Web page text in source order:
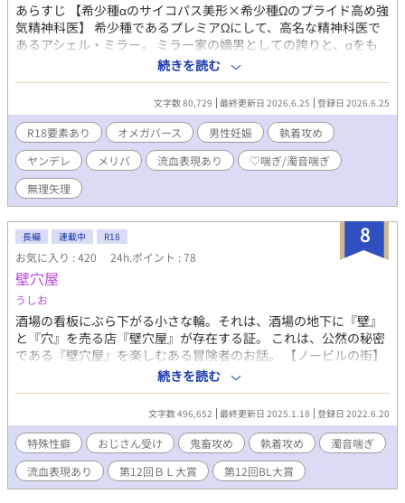
あらすじ 【希少種αのサイコパス美形×希少種Ωのプライド高め強
気精神科医】 希少種であるプレミアΩにして、高名な精神科医で
あるアシェル・ミラー。 ミラー家の嫡男としての誇りと、αをも
跪かせる知性を併せ持つ彼は、国家政府から【極秘依頼】を提示
される。 それは、希少種であるプレミアαであり、7人を惨殺した
最悪の異常者――ヨハン・V・ハイリンヒの《更生プロジェクト》
における、カウンセリング治療依頼だった。 さらなる輝かしい功
績のためにと依頼を引き受けたアシェル。しかし、彼を待ち受け
ていたのは、国家とヨハンが仕掛けた残酷極まりない罠だった。
「Happy Birthday, Michel.」 －－－－－⚠️注意⚠️－－－－－ ※本
作品は倫理観、道徳心が欠如しています。 ※R-18《無理矢理、♡
喘ぎ、濁点喘ぎ、子宮口責め等など) ※男性妊娠表現《望まない妊
せんので、苦手な方はご注意ください。 ※受けの自傷行為や攻め
の他傷行為 ※流血、殺人表現あります。受けが心を開いた人が殺
されます。ご注意ください ※この物語は完全にフィクションで
す。 実在の人物・国・団体・事件等とは一切関係ありません。
続きを読む
文字数 80,729 最終更新日 2026.6.25 登録日 2026.6.25
R18要素あり オメガバース 男性妊娠
執着攻め
ヤンデレ
メリバ 流血表現あり
♡喘ぎ/濁音喘ぎ
無理矢理
8
長編 連載中 R18
お気に入り : 420 24h.ポイント : 78
壁穴屋
うしお
酒場の看板にぶら下がる小さな輪。それは、酒場の地下に『壁』
と『穴』を売る店『壁穴屋』が存在する証。 これは、公然の秘密
である『壁穴屋』を楽しむある冒険者のお話。 【ノービルの街】
全９話。壁穴・若者モブ複数攻。 【ルイロシュクの街】全１３
話。媚薬・おっさんモブ複数攻。 【エルデラの街】全４５話。淫
具・鬼畜ショタ複数攻。 【番外・マルスケスの街】本編１７話。
主に攻ショタ視点。筆下ろし。+オマケ４話。本編登場淫具、体験
談。 【ディレーテの街】全６８話。裏メニュー。モンスター姦。
【ティロドミアの街】連載中。人外博覧会。異形専用肉便器体
験。
続きを読む
文字数 496,652 最終更新日 2025.1.18 登録日 2022.6.20
特殊性癖 おじさん受け 鬼畜攻め 執着攻め
濁音喘ぎ
流血表現あり
第12回ＢＬ大賞 第12回BL大賞